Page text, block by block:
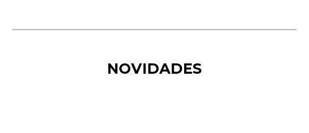
NOVIDADES